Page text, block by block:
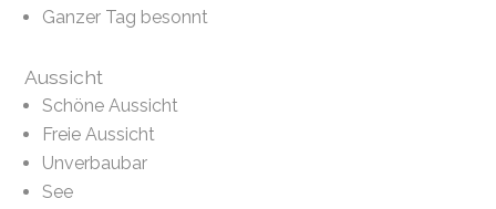
Ganzer Tag besonnt
Aussicht
Schöne Aussicht
Freie Aussicht
Unverbaubar
See